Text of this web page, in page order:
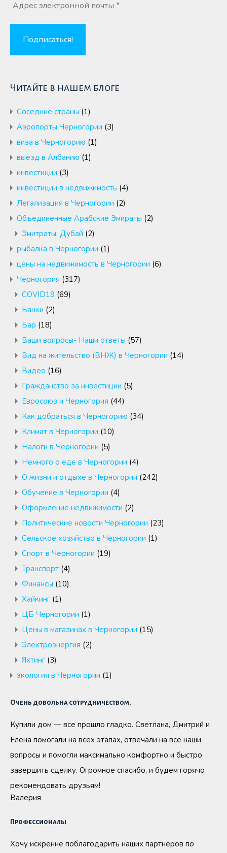
Читайте в нашем блоге
Cоседние страны (1)
Аэропорты Черногории (3)
виза в Черногорию (1)
выезд в Албанию (1)
инвестиции (3)
инвестиции в недвижимость (4)
Легализация в Черногории (2)
Объединенные Арабские Эмираты (2)
Эмитраты, Дубай (2)
рыбалка в Черногории (1)
цены на недвижимость в Черногории (6)
Черногория (317)
COVID19 (69)
Банки (2)
Бар (18)
Ваши вопросы- Наши ответы (57)
Вид на жительство (ВНЖ) в Черногории (14)
Видео (16)
Гражданство за инвестиции (5)
Евросоюз и Черногория (44)
Как добраться в Черногорию (34)
Климат в Черногории (10)
Налоги в Черногории (5)
Немного о еде в Черногории (4)
О жизни и отдыхе в Черногории (242)
Обучение в Черногории (4)
Оформление недвижимости (2)
Политические новости Черногории (23)
Сельское хозяйство в Черногории (1)
Спорт в Черногории (19)
Транспорт (4)
Финансы (10)
Хайкинг (1)
ЦБ Черногории (1)
Цены в магазинах в Черногории (15)
Электроэнергия (2)
Яхтинг (3)
экология в Черногории (1)
Очень довольна сотрудничеством.
Купили дом — все прошло гладко. Светлана, Дмитрий и
Елена помогали на всех этапах, отвечали на все наши
вопросы и помогли максимально комфортно и быстро
завершить сделку. Огромное спасибо, и будем горячо
рекомендовать друзьям!
Валерия
Профессионалы
Хочу искренне поблагодарить наших партнёров по